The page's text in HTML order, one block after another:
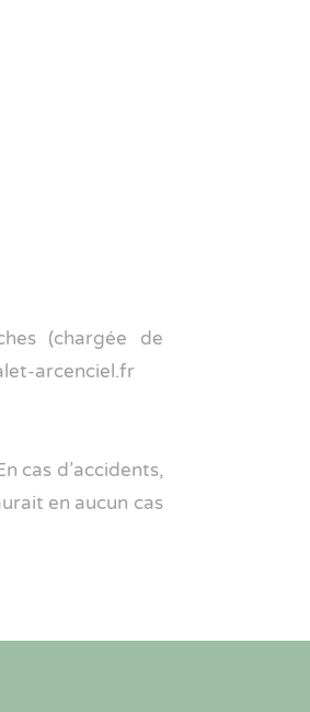
(chargée de
arcenciel.fr
cas d’accidents,
en aucun cas